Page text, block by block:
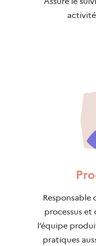
Responsable
processus et
l’équipe
pratiques